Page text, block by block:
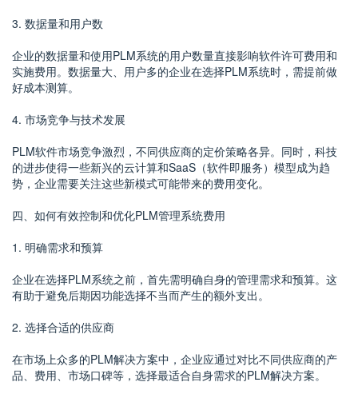
3. 数据量和用户数
企业的数据量和使用PLM系统的用户数量直接影响软件许可费用和
实施费用。数据量大、用户多的企业在选择PLM系统时，需提前做
好成本测算。
4. 市场竞争与技术发展
PLM软件市场竞争激烈，不同供应商的定价策略各异。同时，科技
的进步使得一些新兴的云计算和SaaS（软件即服务）模型成为趋
势，企业需要关注这些新模式可能带来的费用变化。
四、如何有效控制和优化PLM管理系统费用
1. 明确需求和预算
企业在选择PLM系统之前，首先需明确自身的管理需求和预算。这
有助于避免后期因功能选择不当而产生的额外支出。
2. 选择合适的供应商
在市场上众多的PLM解决方案中，企业应通过对比不同供应商的产
品、费用、市场口碑等，选择最适合自身需求的PLM解决方案。